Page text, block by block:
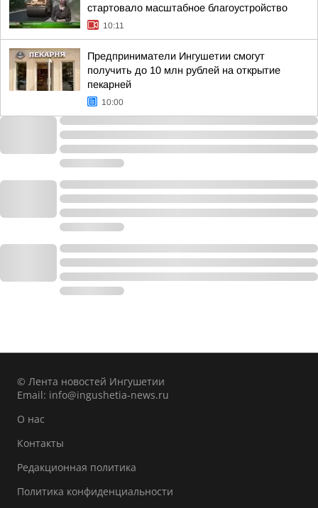
стартовало масштабное благоустройство
10:11
Предприниматели Ингушетии смогут
получить до 10 млн рублей на открытие
пекарней
10:00
© Лента новостей Ингушетии
Email: info@ingushetia-news.ru
О нас
Контакты
Редакционная политика
Политика конфиденциальности